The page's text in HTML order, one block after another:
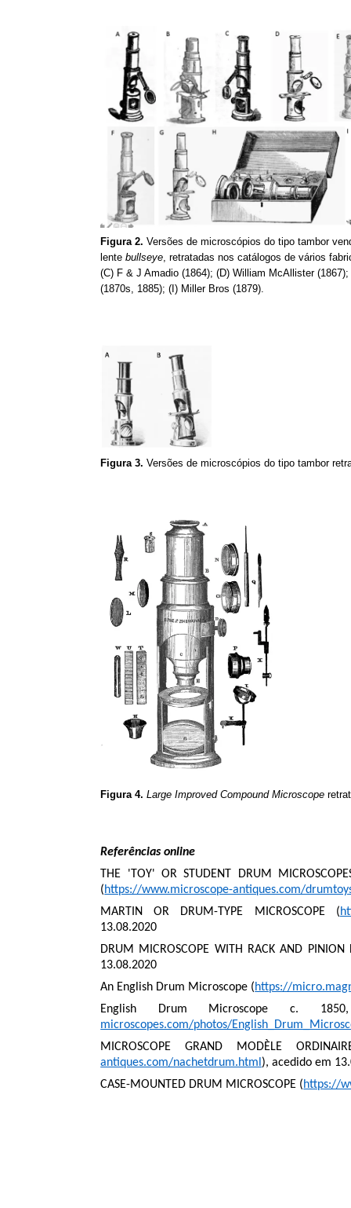
Figura 2. Versões de microscópios do tipo tambor
lentebullseye, retratadas nos catálogos de vários
(C) F & J Amadio (1864); (D) William McAllister
(1870s, 1885); (I) Miller Bros (1879).
Figura 3. Versões de microscópios do tipo tambor
Figura 4. Large Improved Compound Microscope
Referências online
THE 'TOY' OR STUDENT DRUM
(https://www.microscope-antiques.com/
MARTIN OR DRUM-TYPE MICROSCOPE (
13.08.2020
DRUM MICROSCOPE WITH RACK AND PINION
13.08.2020
An English Drum Microscope (https://
English Drum Microscope c.
microscopes.com/photos/
MICROSCOPE GRAND MODÈLE
antiques.com/nachetdrum.html), acedido em
CASE-MOUNTED DRUM MICROSCOPE (https://